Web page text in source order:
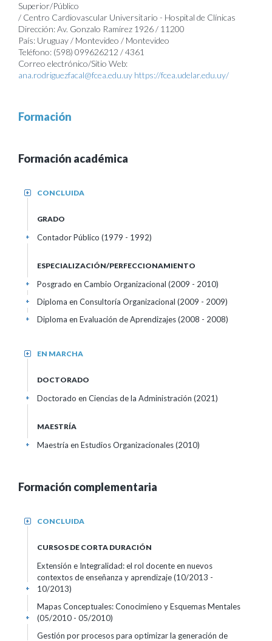
Superior/Público
/ Centro Cardiovascular Universitario - Hospital de Clínicas
Dirección: Av. Gonzalo Ramírez 1926 / 11200
País: Uruguay / Montevideo / Montevideo
Teléfono: (598) 099626212 / 4361
Correo electrónico/Sitio Web:
ana.rodriguezfacal@fcea.edu.uy https://fcea.udelar.edu.uy/
Formación
Formación académica
CONCLUIDA
+
GRADO
Contador Público (1979 - 1992)
+
ESPECIALIZACIÓN/PERFECCIONAMIENTO
Posgrado en Cambio Organizacional (2009 - 2010)
+
Diploma en Consultoría Organizacional (2009 - 2009)
+
Diploma en Evaluación de Aprendizajes (2008 - 2008)
+
EN MARCHA
+
DOCTORADO
Doctorado en Ciencias de la Administración (2021)
+
MAESTRÍA
Maestría en Estudios Organizacionales (2010)
+
Formación complementaria
CONCLUIDA
+
CURSOS DE CORTA DURACIÓN
Extensión e Integralidad: el rol docente en nuevos
contextos de enseñanza y aprendizaje(10/2013 -
10/2013)
+
Mapas Conceptuales: Conocimieno y Esquemas Mentales
(05/2010 - 05/2010)
+
Gestión por procesos para optimizar la generación de